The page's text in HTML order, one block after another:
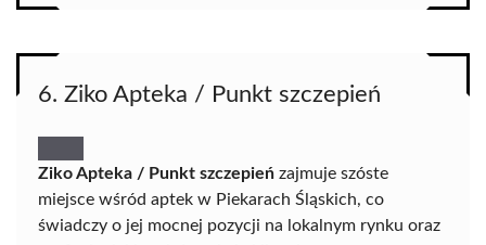
6. Ziko Apteka / Punkt szczepień
Ziko Apteka / Punkt szczepień zajmuje szóste
miejsce wśród aptek w Piekarach Śląskich, co
świadczy o jej mocnej pozycji na lokalnym rynku oraz